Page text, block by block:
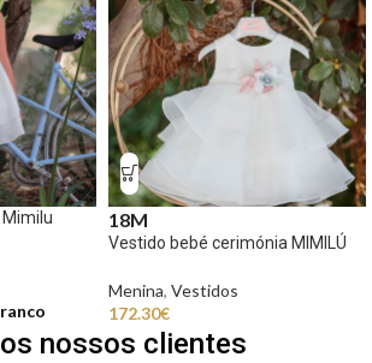
18M
Vestido bebé cerimónia MIMILÚ
Menina, Vestidos
172.30€
nossos clientes